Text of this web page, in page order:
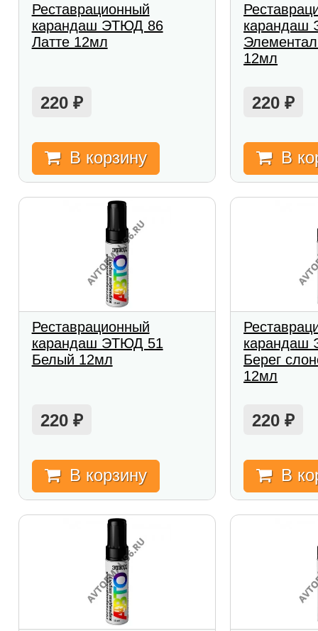
Реставрационный
карандаш ЭТЮД 86
Латте 12мл
220 ₽
В корзину
карандаш
12мл
220₽
В
Реставрационный
карандаш ЭТЮД 51
Белый 12мл
220 ₽
В корзину
карандаш
Берег
12мл
220₽
В